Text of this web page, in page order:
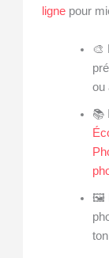
ligne pour
🎨
ou
📚
🖼️